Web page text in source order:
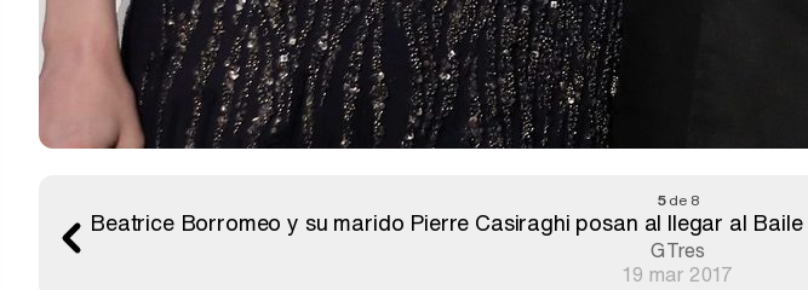
5de 8
Beatrice Borromeo y su marido Pierre Casiraghi posan al llegar al
GTres
19 mar 2017